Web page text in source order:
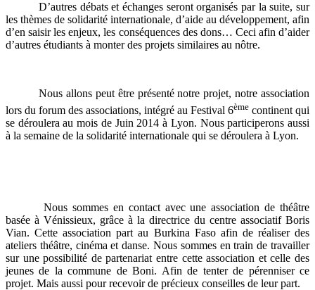
D’autres débats et échanges seront organisés par la suite, sur
les thèmes de solidarité internationale, d’aide au développement, afin
d’en saisir les enjeux, les conséquences des dons… Ceci afin d’aider
d’autres étudiants à monter des projets similaires au nôtre.
Nous allons peut être présenté notre projet, notre association
lors du forum des associations, intégré au Festival 6ème continent qui
se déroulera au mois de Juin 2014 à Lyon. Nous participerons aussi
à la semaine de la solidarité internationale qui se déroulera à Lyon.
Nous sommes en contact avec une association de théâtre
basée à Vénissieux, grâce à la directrice du centre associatif Boris
Vian. Cette association part au Burkina Faso afin de réaliser des
ateliers théâtre, cinéma et danse. Nous sommes en train de travailler
sur une possibilité de partenariat entre cette association et celle des
jeunes de la commune de Boni. Afin de tenter de pérenniser ce
projet. Mais aussi pour recevoir de précieux conseilles de leur part.